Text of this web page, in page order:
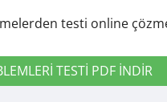
testi online
TESTİ PDF İNDİR